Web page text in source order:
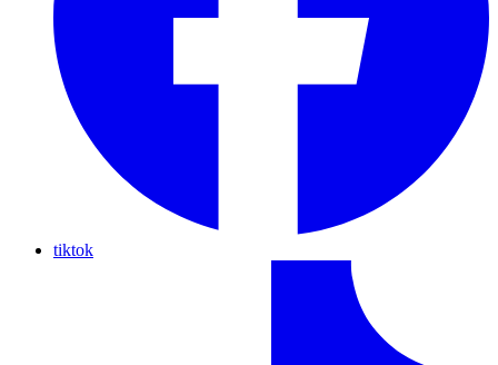
tiktok